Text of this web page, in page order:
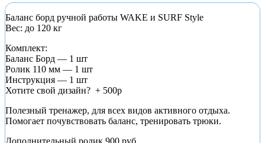
Баланс борд ручной работы WAKE и SURF Style
Вес: до 120 кг
Комплект:
Баланс Борд — 1 шт
Ролик 110 мм — 1 шт
Инструкция — 1 шт
Хотите свой дизайн? + 500р
Полезный тренажер, для всех видов активного отдыха.
Помогает почувствовать баланс, тренировать трюки.
Дополнительный ролик 900 руб.